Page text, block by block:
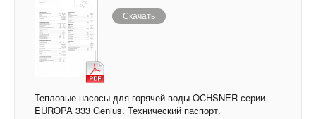
Скачать
Тепловые насосы для горячей воды OCHSNER серии
EUROPA 333 Genius. Технический паспорт.